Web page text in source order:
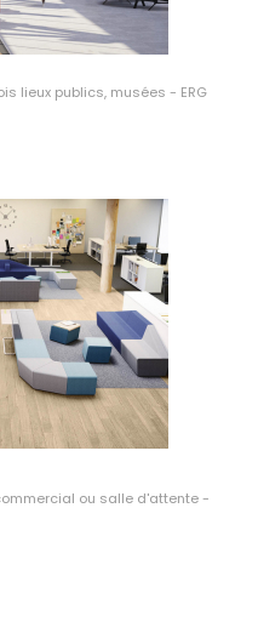
lieux publics, musées - ERG
ou salle d'attente -